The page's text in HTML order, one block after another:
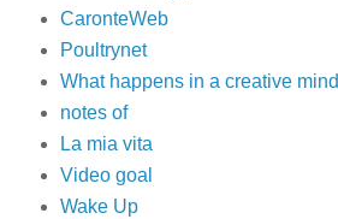
CaronteWeb
Poultrynet
What happens in a creative mind
notes of
La mia vita
Video goal
Wake Up